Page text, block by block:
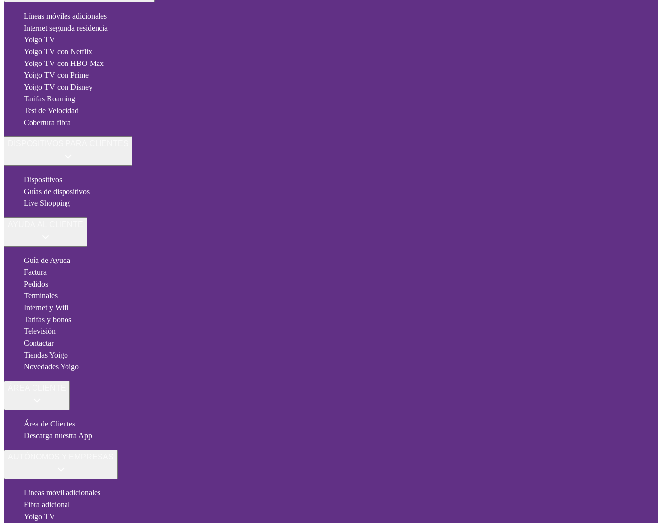
Líneas móviles adicionales
Internet segunda residencia
Yoigo TV
Yoigo TV con Netflix
Yoigo TV con HBO Max
Yoigo TV con Prime
Yoigo TV con Disney
Tarifas Roaming
Test de Velocidad
Cobertura fibra
Dispositivos
Guías de dispositivos
Live Shopping
Guía de Ayuda
Factura
Pedidos
Terminales
Internet y Wifi
Tarifas y bonos
Televisión
Contactar
Tiendas Yoigo
Novedades Yoigo
Área de Clientes
Descarga nuestra App
Líneas móvil adicionales
Fibra adicional
Yoigo TV